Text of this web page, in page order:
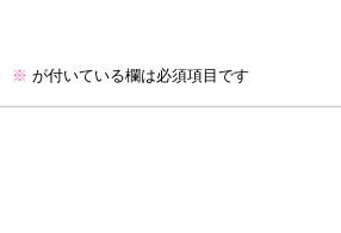
※ が付いている欄は必須項目です